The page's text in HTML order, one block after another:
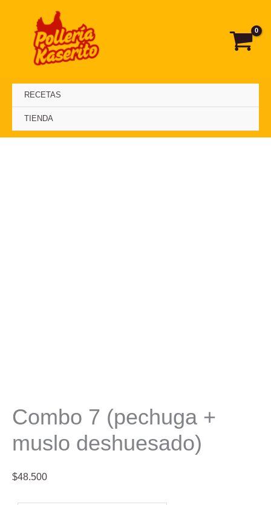
contenido
RECETAS
TIENDA
Combo 7 (pechuga +
muslo deshuesado)
$48.500